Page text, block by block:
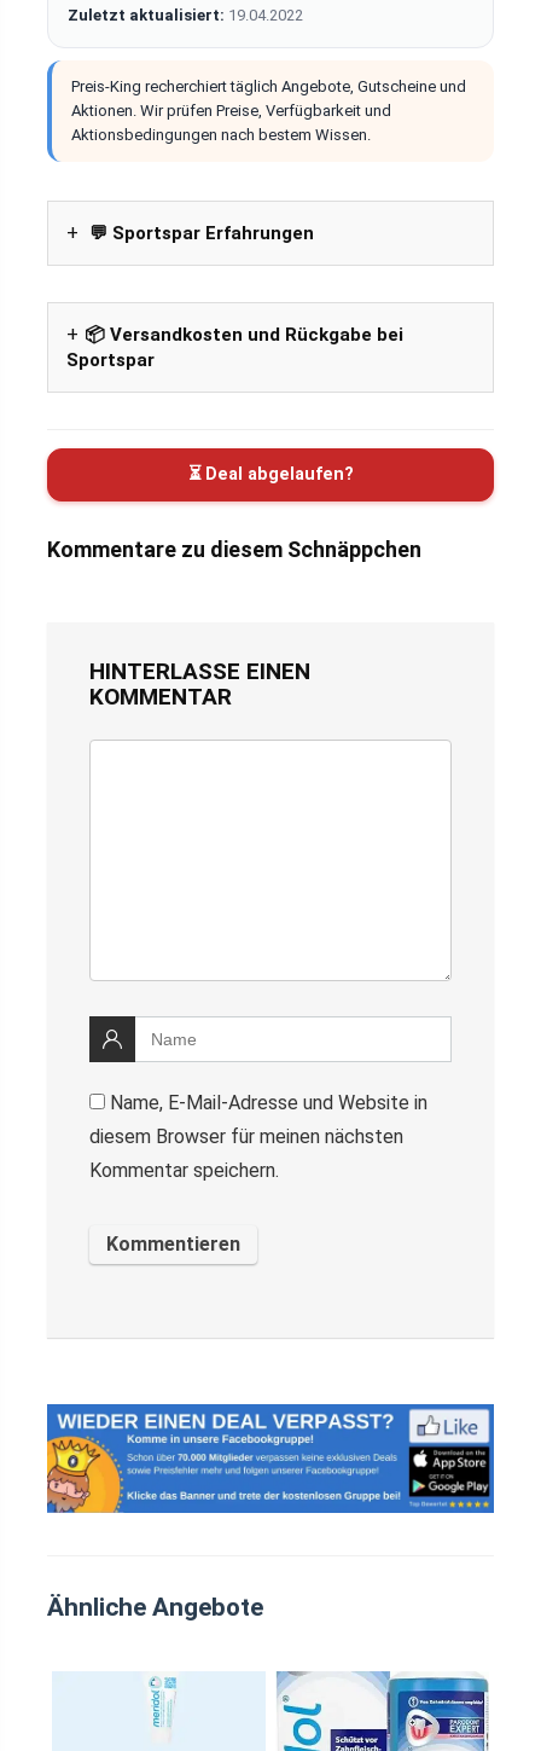
Zuletzt aktualisiert: 19.04.2022
Preis-King recherchiert täglich Angebote, Gutscheine und
Aktionen. Wir prüfen Preise, Verfügbarkeit und
Aktionsbedingungen nach bestem Wissen.
💬 Sportspar Erfahrungen
📦 Versandkosten und Rückgabe bei
Sportspar
⏳ Deal abgelaufen?
Kommentare zu diesem Schnäppchen
HINTERLASSE EINEN
KOMMENTAR
Name, E-Mail-Adresse und Website in
diesem Browser für meinen nächsten
Kommentar speichern.
Ähnliche Angebote